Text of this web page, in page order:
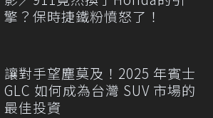
擎？保時捷鐵粉憤怒了！
讓對手望塵莫及！2025 年賓士
GLC 如何成為台灣 SUV 市場的
最佳投資